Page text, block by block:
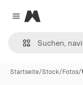
Close menu
Magnific
Startseite/Stock/Fotos/